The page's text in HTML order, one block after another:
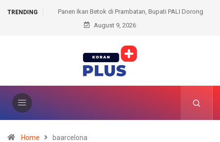
TRENDINGBupati PALI Dorong
Dihadapan DPRD, Plt Bupati Muara Enim
August 9, 2026
Home baarcelona